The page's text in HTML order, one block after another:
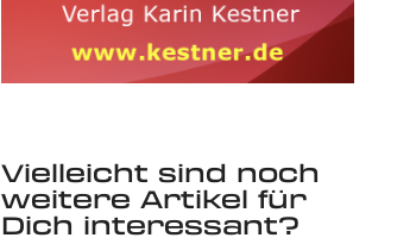
Vielleicht sind noch
weitere Artikel für
Dich interessant?